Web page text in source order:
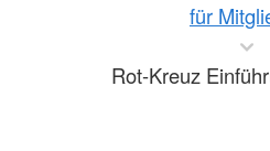
für
Rot-Kreuz